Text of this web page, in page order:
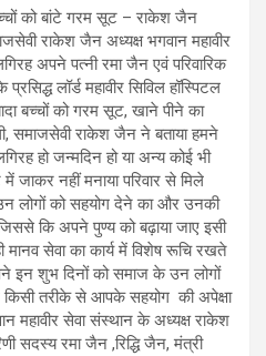
को बांटे गरम सूट – राकेश जैन
राकेश जैन अध्यक्ष भगवान महावीर
अपने पत्नी रमा जैन एवं परिवारिक
लॉर्ड महावीर सिविल हॉस्पिटल
बच्चों को गरम सूट, खाने पीने का
समाजसेवी राकेश जैन ने बताया हमने
हो जन्मदिन हो या अन्य कोई भी
जाकर नहीं मनाया परिवार से मिले
लोगों को सहयोग देने का और उनकी
कि अपने पुण्य को बढ़ाया जाए इसी
सेवा का कार्य में विशेष रूचि रखते
इन शुभ दिनों को समाज के उन लोगों
तरीके से आपके सहयोग की अपेक्षा
सेवा संस्थान के अध्यक्ष राकेश
सदस्य रमा जैन ,रिद्धि जैन, मंत्री